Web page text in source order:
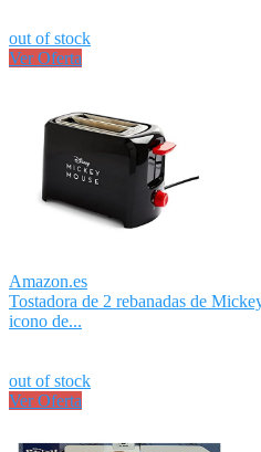
out of stock
Ver Oferta
Amazon.es
Tostadora de 2 rebanadas de
icono de...
out of stock
Ver Oferta